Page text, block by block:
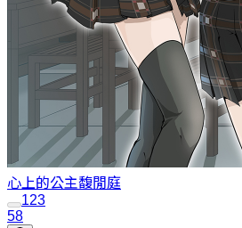
心上的公主馥閒庭
123
58